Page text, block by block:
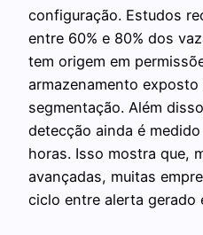
configuração. Estudos
entre 60% e 80% dos
tem origem em
armazenamento
segmentação. Além
detecção ainda é
horas. Isso mostra que,
avançadas, muitas
ciclo entre alerta gerado